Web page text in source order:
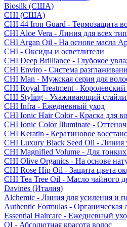
Biosilk (США)
CHI (США)
CHI 44 Iron Guard - Термозащита
CHI Aloe Vera - Линия для всех
CHI Argan Oil - На основе масла
CHI - Оксиды и осветлители
CHI Deep Brilliance - Глубокое
CHI Enviro - Система
CHI Man - Мужская серия для
CHI Royal Treatment - Королевский
CHI Styling - Ухаживающий
CHI Infra - Ежедневный уход
CHI Ionic Hair Color - Краска для
CHI Ionic Color Illuminate -
CHI Keratin - Кератиновое
CHI Luxury Black Seed Oil - Линия
CHI Magnified Volume - Для
CHI Olive Organics - На основе
CHI Rose Hip Oil - Защита цвета
CHI Tea Tree Oil - Масло чайного
Davines (Италия)
Alchemic - Линия для усиления и
Authentic Formulas - Органическая
Essential Haircare - Eжедневный
OI - Абсолютная красота волос